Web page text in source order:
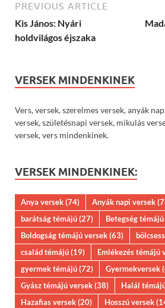
PREVIOUS ARTICLE
Kis János: Nyári
holdvilágos éjszaka
VERSEK MINDENKINEK
Vers, versek, szerelmes versek, anyák
versek, születésnapi versek, mikulás
versek, vers mindenkinek.
VERSEK MINDENKINEK:
Anya versek(74) Anyák napi versek
barátság témájú(27) Betegség
Boldogság témájú versek(63)
család témájú(19) Emlékezés témájú
gyermek témájú(72) Gyermekversek
Gyász témájú versek(38) Halál
Hazafias versek(20) Hosszú versek